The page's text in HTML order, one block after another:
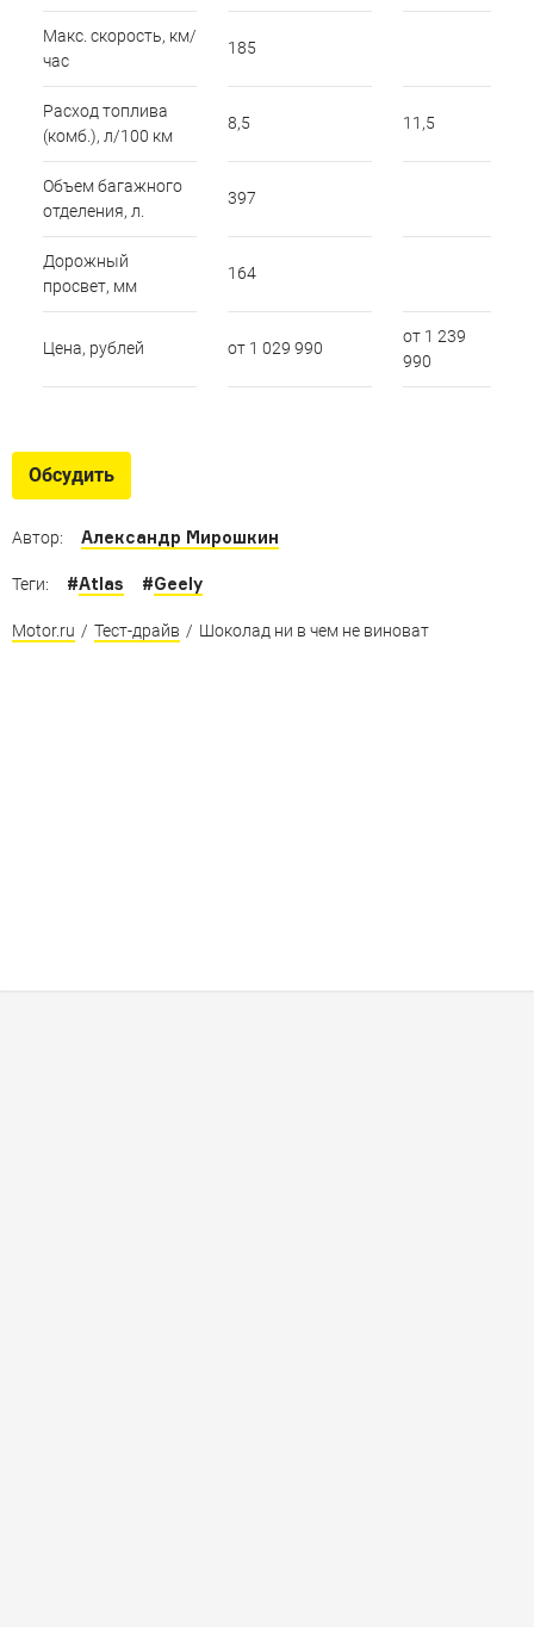
Макс. скорость, км/
час
185
Расход топлива
(комб.), л/100 км
8,5 11,5
Объем багажного
отделения, л.
397
Дорожный
просвет, мм
164
Цена, рублей от 1 029 990
от 1 239
990
Обсудить
Автор: Александр Мирошкин
Теги: #Atlas #Geely
Motor.ru / Тест-драйв / Шоколад ни в чем не виноват